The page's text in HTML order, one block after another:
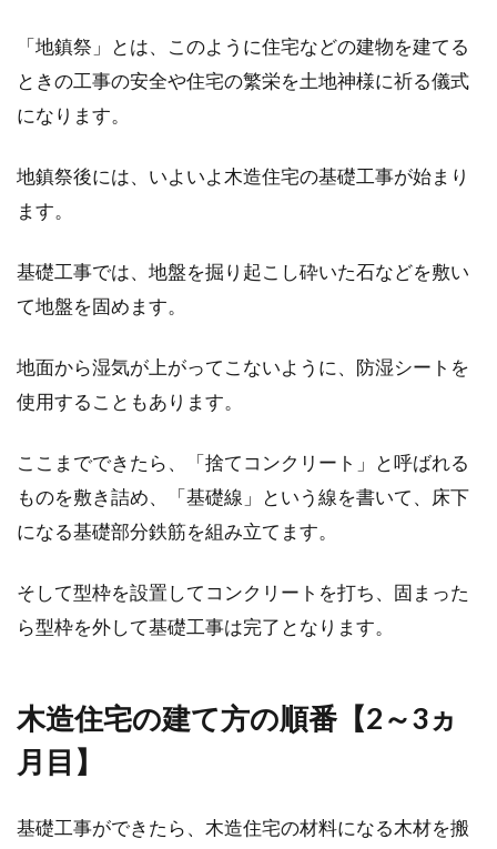
「地鎮祭」とは、このように住宅などの建物を建てる
ときの工事の安全や住宅の繁栄を土地神様に祈る儀式
になります。
地鎮祭後には、いよいよ木造住宅の基礎工事が始まり
ます。
基礎工事では、地盤を掘り起こし砕いた石などを敷い
て地盤を固めます。
地面から湿気が上がってこないように、防湿シートを
使用することもあります。
ここまでできたら、「捨てコンクリート」と呼ばれる
ものを敷き詰め、「基礎線」という線を書いて、床下
になる基礎部分鉄筋を組み立てます。
そして型枠を設置してコンクリートを打ち、固まった
ら型枠を外して基礎工事は完了となります。
木造住宅の建て方の順番【2～3ヵ
月目】
基礎工事ができたら、木造住宅の材料になる木材を搬